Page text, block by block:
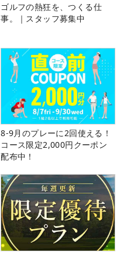
ゴルフの熱狂を、つくる仕
事。｜スタッフ募集中
8-9月のプレーに2回使える！
コース限定2,000円クーポン
配布中！